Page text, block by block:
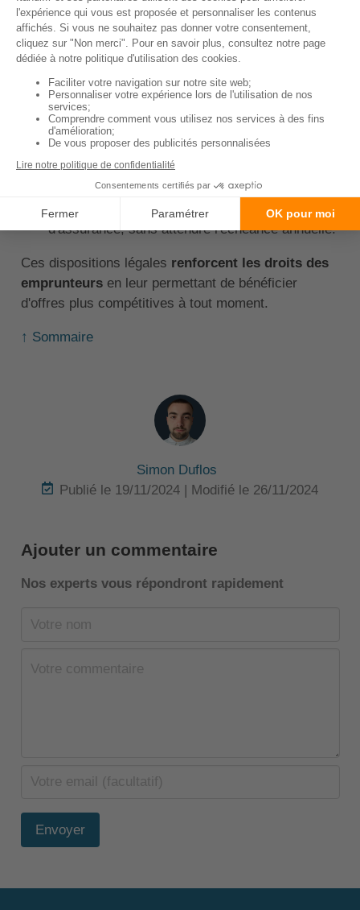
Permet de changer d'assurance emprunteur
chaque année, à la date anniversaire de la
signature du contrat de prêt.
La Loi Lemoine(entrée en vigueur en février 2022) :
Permet de résilier l'assurance emprunteur à tout
moment.
A été mise en application de manière
progressive, en juin et septembre 2022.
Offre une flexibilité maximale pour changer
d'assurance, sans attendre l'échéance annuelle.
Ces dispositions légales renforcent les droits des
emprunteursen leur permettant de bénéficier
d'offres plus compétitives à tout moment.
↑ Sommaire
Simon Duflos
Publié le 19/11/2024 | Modifié le 26/11/2024
Ajouter un commentaire
Nos experts vous répondront rapidement
Envoyer